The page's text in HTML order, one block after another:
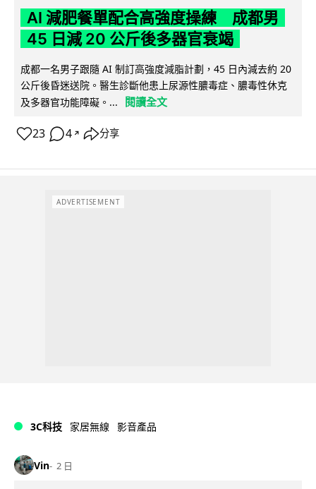
AI 減肥餐單配合高強度操練 成都男
45 日減 20 公斤後多器官衰竭
成都一名男子跟隨 AI 制訂高強度減脂計劃，45 日內減去約 20
公斤後昏迷送院。醫生診斷他患上尿源性膿毒症、膿毒性休克
及多器官功能障礙。...
閱讀全文
23 4 ↗ 分享
ADVERTISEMENT
3C科技 家居無線 影音產品
Vin 2 日